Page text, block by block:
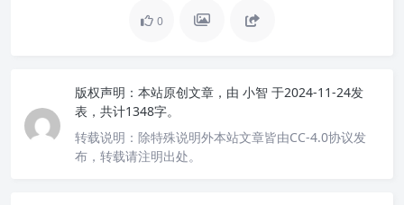
0
版权声明： 本站原创文章，由 小智 于2024-11-24发
表，共计1348字。
转载说明： 除特殊说明外本站文章皆由CC-4.0协议发
布，转载请注明出处。